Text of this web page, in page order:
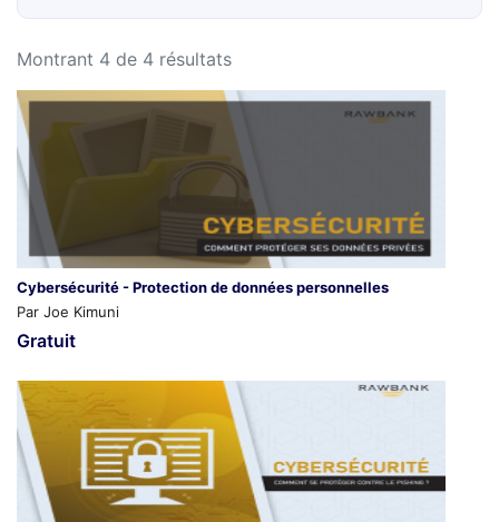
Montrant 4 de 4 résultats
Cybersécurité - Protection de données personnelles
Par Joe Kimuni
Gratuit